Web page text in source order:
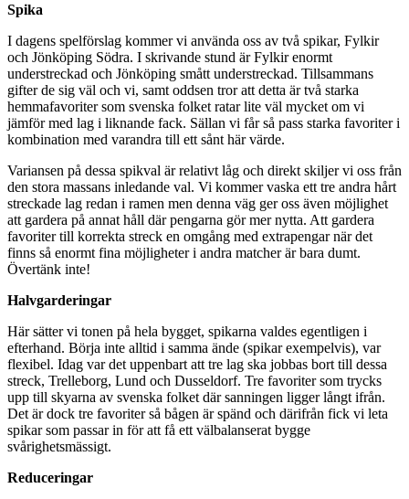
Spika
I dagens spelförslag kommer vi använda oss av två spikar, Fylkir
och Jönköping Södra. I skrivande stund är Fylkir enormt
understreckad och Jönköping smått understreckad. Tillsammans
gifter de sig väl och vi, samt oddsen tror att detta är två starka
hemmafavoriter som svenska folket ratar lite väl mycket om vi
jämför med lag i liknande fack. Sällan vi får så pass starka favoriter i
kombination med varandra till ett sånt här värde.
Variansen på dessa spikval är relativt låg och direkt skiljer vi oss från
den stora massans inledande val. Vi kommer vaska ett tre andra hårt
streckade lag redan i ramen men denna väg ger oss även möjlighet
att gardera på annat håll där pengarna gör mer nytta. Att gardera
favoriter till korrekta streck en omgång med extrapengar när det
finns så enormt fina möjligheter i andra matcher är bara dumt.
Övertänk inte!
Halvgarderingar
Här sätter vi tonen på hela bygget, spikarna valdes egentligen i
efterhand. Börja inte alltid i samma ände (spikar exempelvis), var
flexibel. Idag var det uppenbart att tre lag ska jobbas bort till dessa
streck, Trelleborg, Lund och Dusseldorf. Tre favoriter som trycks
upp till skyarna av svenska folket där sanningen ligger långt ifrån.
Det är dock tre favoriter så bågen är spänd och därifrån fick vi leta
spikar som passar in för att få ett välbalanserat bygge
svårighetsmässigt.
Reduceringar